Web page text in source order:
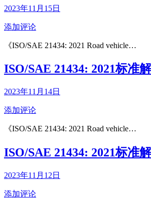
2023年11月15日
添加评论
《ISO/SAE 21434: 2021 Road vehicle…
ISO/SAE 21434: 2021标准
2023年11月14日
添加评论
《ISO/SAE 21434: 2021 Road vehicle…
ISO/SAE 21434: 2021标准
2023年11月12日
添加评论